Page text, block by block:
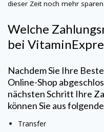
dieser Zeit noch mehr sparen.
Welche
bei
Nachdem Sie Ihre
Online-Shop
nächsten Schritt Ihre
können Sie aus
Transfer